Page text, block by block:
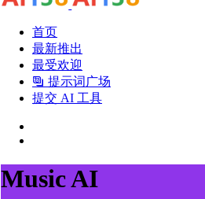
首页
最新推出
最受欢迎
提示词广场
提交 AI 工具
Music AI